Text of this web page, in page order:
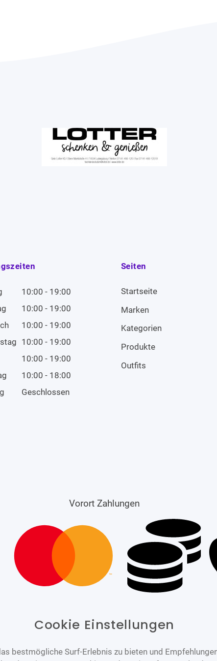
10:00 - 19:00
10:00 - 19:00
10:00 - 19:00
10:00 - 19:00
10:00 - 19:00
10:00 - 18:00
Geschlossen
Seiten
Startseite
Marken
Kategorien
Produkte
Outfits
Vorort Zahlungen
Cookie Einstellungen
bestmögliche Surf-Erlebnis zu bieten und